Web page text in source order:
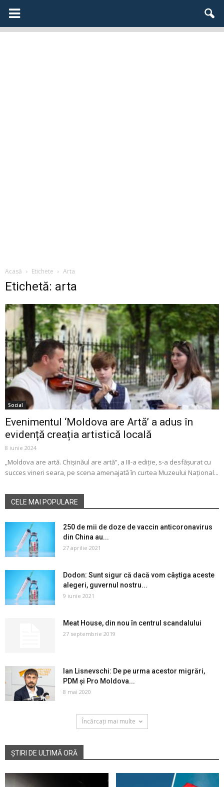
Acasă Etichete Arta
Etichetă: arta
Social
Evenimentul ‘Moldova are Artă’ a adus în
evidență creația artistică locală
8 iunie 2024
„Moldova are artă. Chișinăul are artă”, a III-a ediție, s-a desfășurat cu
succes vineri seara, pe scena amenajată în curtea Muzeului Național...
CELE MAI POPULARE
250 de mii de doze de vaccin anticoronavirus
din China au...
27 aprilie 2021
Dodon: Sunt sigur că dacă vom câștiga aceste
alegeri, guvernul nostru...
9 iunie 2021
Meat House, din nou în centrul scandalului
27 septembrie 2019
Ian Lisnevschi: De pe urma acestor migrări,
PDM și Pro Moldova...
8 mai 2020
Încărcați mai multe
ȘTIRI DE ULTIMĂ ORĂ